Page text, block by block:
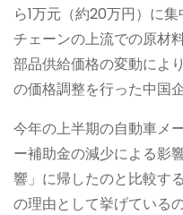
ら1万元（約20万円）に
チェーンの上流での原材
部品供給価格の変動によ
の価格調整を行った中国
今年の上半期の自動車メ
ー補助金の減少による影
響」に帰したのと比較す
の理由として挙げている